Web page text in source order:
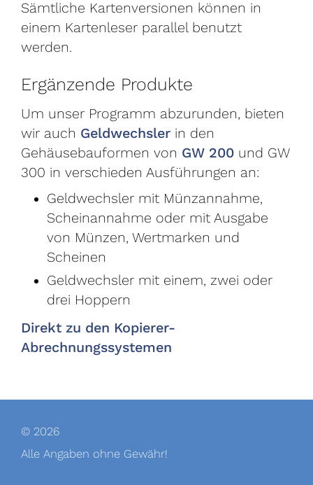
Sämtliche Kartenversionen können in
einem Kartenleser parallel benutzt
werden.
Ergänzende Produkte
Um unser Programm abzurunden, bieten
wir auch Geldwechsler in den
Gehäusebauformen von GW 200 und GW
300 in verschieden Ausführungen an:
Geldwechsler mit Münzannahme,
Scheinannahme oder mit Ausgabe
von Münzen, Wertmarken und
Scheinen
Geldwechsler mit einem, zwei oder
drei Hoppern
Direkt zu den Kopierer-
Abrechnungssystemen
© 2026
Alle Angaben ohne Gewähr!